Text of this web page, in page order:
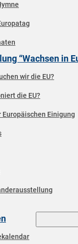
“Wachsen in
wir die EU?
die EU?
Europäischen Einigung